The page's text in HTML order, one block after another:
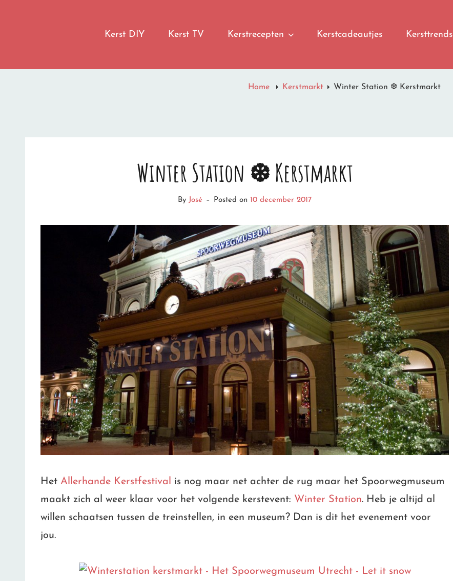
LET IT SNOWKerst DIY Kerst TV Kerstrecepten Kerstcadeautjes Kersttrends
Home Kerstmarkt Winter Station ❆ Kerstmarkt
Winter Station ❆ Kerstmarkt
ByJosé – Posted on 10 december 2017
Het Allerhande Kerstfestival
is nog maar net achter de rug maar het Spoorwegmuseum
maakt zich al weer klaar voor het volgende kerstevent: Winter Station. Heb je altijd al
willen schaatsen tussen de treinstellen, in een museum? Dan is dit het evenement voor
jou.